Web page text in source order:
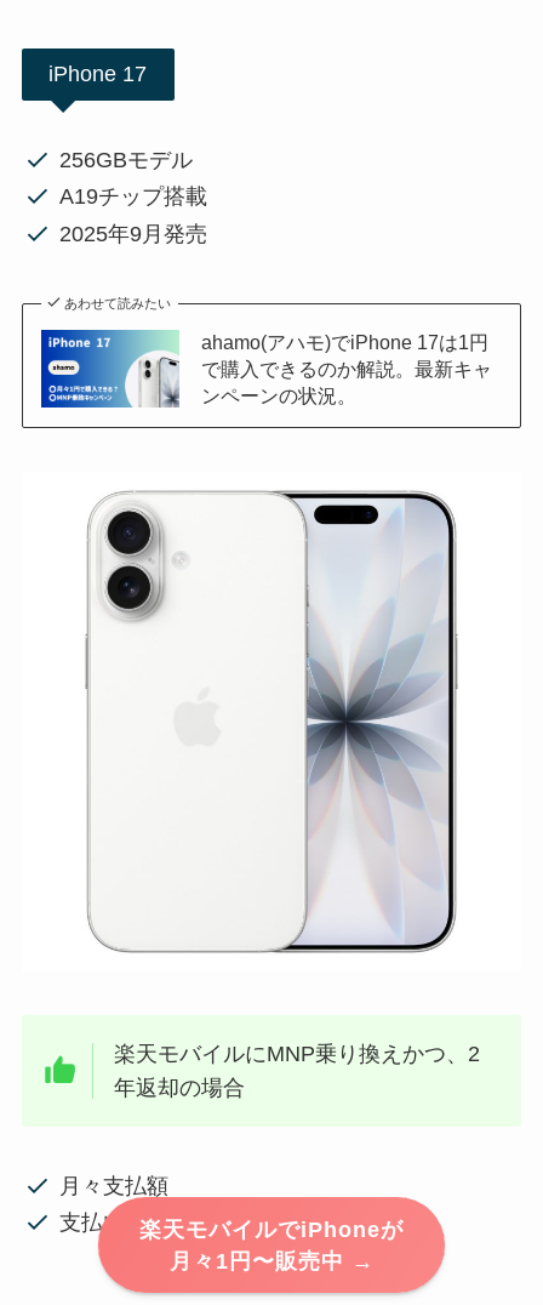
iPhone 17
256GBモデル
A19チップ搭載
2025年9月発売
あわせて読みたい
ahamo(アハモ)でiPhone 17は1円
で購入できるのか解説。最新キャ
ンペーンの状況。
楽天モバイルにMNP乗り換えかつ、2
年返却の場合
月々支払額
支払い総額楽天モバイルでiPhoneが
月々1円〜販売中 →